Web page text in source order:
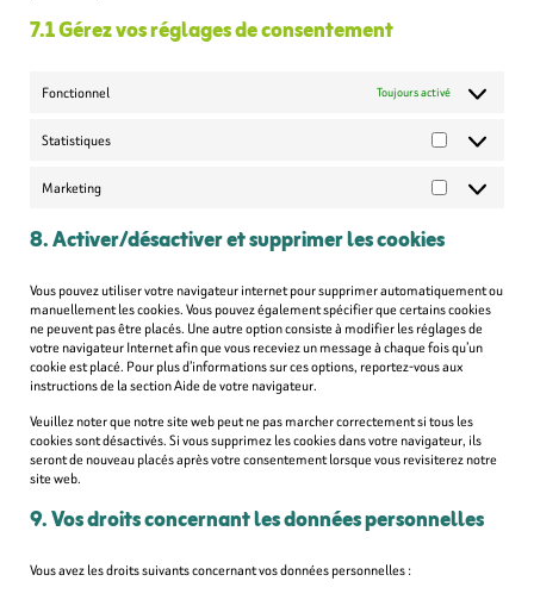
7.1 Gérez vos réglages de consentement
Fonctionnel Toujours activé
Statistiques
Statistiques
Marketing
Marketing
8. Activer/désactiver et supprimer les cookies
Vous pouvez utiliser votre navigateur internet pour supprimer automatiquement ou
manuellement les cookies. Vous pouvez également spécifier que certains cookies
ne peuvent pas être placés. Une autre option consiste à modifier les réglages de
votre navigateur Internet afin que vous receviez un message à chaque fois qu’un
cookie est placé. Pour plus d’informations sur ces options, reportez-vous aux
instructions de la section Aide de votre navigateur.
Veuillez noter que notre site web peut ne pas marcher correctement si tous les
cookies sont désactivés. Si vous supprimez les cookies dans votre navigateur, ils
seront de nouveau placés après votre consentement lorsque vous revisiterez notre
site web.
9. Vos droits concernant les données personnelles
Vous avez les droits suivants concernant vos données personnelles :